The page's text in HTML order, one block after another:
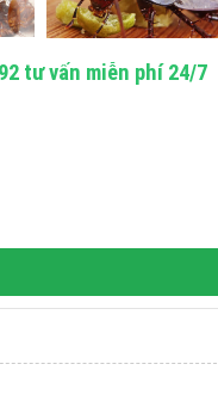
tư vấn miễn phí 24/7